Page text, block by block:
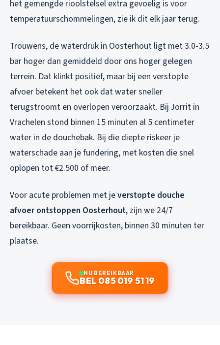
het gemengde rioolstelsel extra gevoelig is voor
temperatuurschommelingen, zie ik dit elk jaar terug.
Trouwens, de waterdruk in Oosterhout ligt met 3.0-3.5
bar hoger dan gemiddeld door ons hoger gelegen
terrein. Dat klinkt positief, maar bij een verstopte
afvoer betekent het ook dat water sneller
terugstroomt en overlopen veroorzaakt. Bij Jorrit in
Vrachelen stond binnen 15 minuten al 5 centimeter
water in de douchebak. Bij die diepte riskeer je
waterschade aan je fundering, met kosten die snel
oplopen tot €2.500 of meer.
Voor acute problemen met jeverstopte douche
afvoer ontstoppen Oosterhout, zijn we 24/7
bereikbaar. Geen voorrijkosten, binnen 30 minuten ter
plaatse.
NU BEREIKBAAR
BEL 085 019 51 19